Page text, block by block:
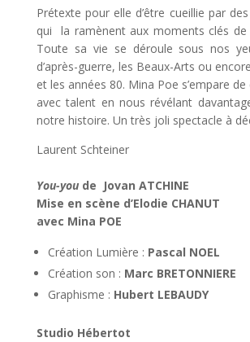
Prétexte pour elle d’être cueillie par
qui la ramènent aux moments clés de
Toute sa vie se déroule sous nos
d’après-guerre, les Beaux-Arts ou
et les années 80. Mina Poe s’empare
avec talent en nous révélant
notre histoire. Un très joli spectacle à
Laurent Schteiner
You-youde Jovan ATCHINE
Mise en scène d’Elodie CHANUT
avec Mina POE
Création Lumière : Pascal NOEL
Création son : Marc BRETONNIERE
Graphisme : Hubert LEBAUDY
Studio Hébertot